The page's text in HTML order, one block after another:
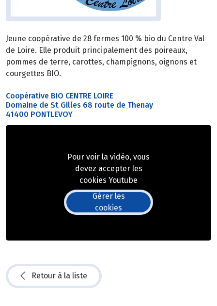
Jeune coopérative de 28 fermes 100 % bio du Centre Val
de Loire. Elle produit principalement des poireaux,
pommes de terre, carottes, champignons, oignons et
courgettes BIO.
Coopérative BIO CENTRE LOIRE
Domaine de St Gilles 68 route de Thenay
41400 PONTLEVOY
Pour voir la vidéo, vous
devez accepter les
cookies Youtube
Gérer les
cookies
Retour à la liste